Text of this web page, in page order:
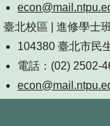
臺北校區 | 進修學士
104380 臺北市民
電話：(02) 2502-